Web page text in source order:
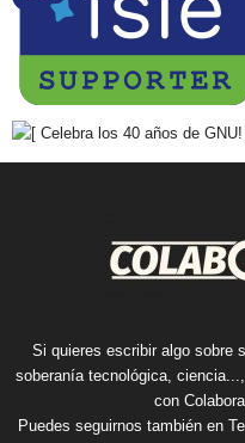
Si quieres escribir algo sobre
soberanía tecnológica,
con
Puedes seguirnos también en